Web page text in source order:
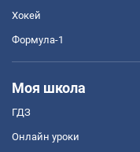
Хокей
Формула-1
Моя школа
ГДЗ
Онлайн уроки